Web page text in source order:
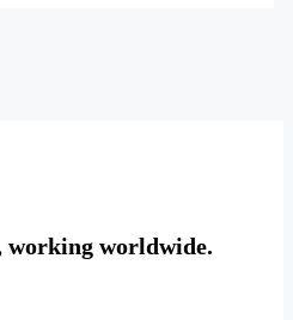
working worldwide.